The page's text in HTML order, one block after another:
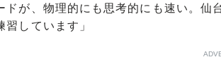
ドが、物理的にも思考的にも速い。仙
習しています」